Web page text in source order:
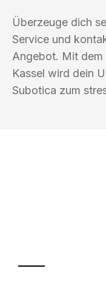
Überzeuge dich
Service und
Angebot. Mit dem
Kassel wird dein
Subotica zum